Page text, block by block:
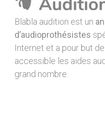
Blabla audition est un
d’audioprothésistes
Internet et a pour but
accessible les aides
grand nombre.